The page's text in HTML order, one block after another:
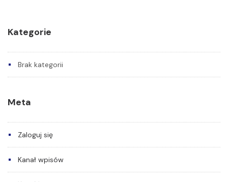
Kategorie
Brak kategorii
Meta
Zaloguj się
Kanał wpisów